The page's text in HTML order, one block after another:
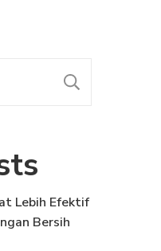
Lebih Efektif
Bersih